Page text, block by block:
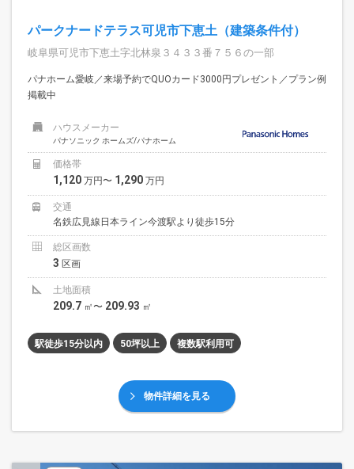
パークナードテラス可児市下恵土（建築条件付）
岐阜県可児市下恵土字北林泉３４３３番７５６の一部
パナホーム愛岐／来場予約でQUOカード3000円プレゼント／プラン例
掲載中
ハウスメーカー
パナソニック ホームズ/パナホーム
価格帯
1,120 万円〜 1,290 万円
交通
名鉄広見線日本ライン今渡駅より徒歩15分
総区画数
3 区画
土地面積
209.7 ㎡〜 209.93 ㎡
駅徒歩15分以内 50坪以上 複数駅利用可
物件詳細を見る